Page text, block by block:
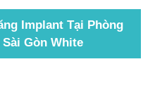
Implant Tại Phòng
Gòn White